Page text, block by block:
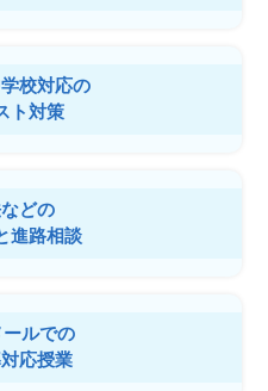
校対応の
ト対策
どの
進路相談
ルでの
応授業